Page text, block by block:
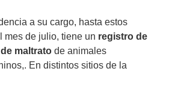
a su cargo, hasta estos
mes de julio, tiene un registro de
maltrato de animales
En distintos sitios de la